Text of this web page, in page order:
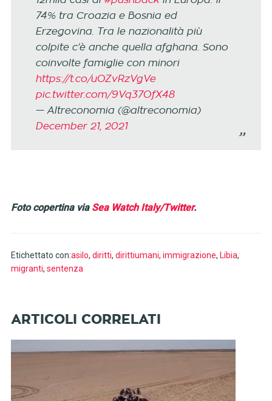
74% tra Croazia e Bosnia ed
Erzegovina. Tra le nazionalità più
colpite c’è anche quella afghana. Sono
coinvolte famiglie con minori
https://t.co/uOZvRzVgVe
pic.twitter.com/9Vq37OfX48
— Altreconomia (@altreconomia)
December 21, 2021
Foto copertina via Sea Watch Italy/Twitter.
Etichettato con:asilo, diritti, dirittiumani, immigrazione, Libia,
migranti, sentenza